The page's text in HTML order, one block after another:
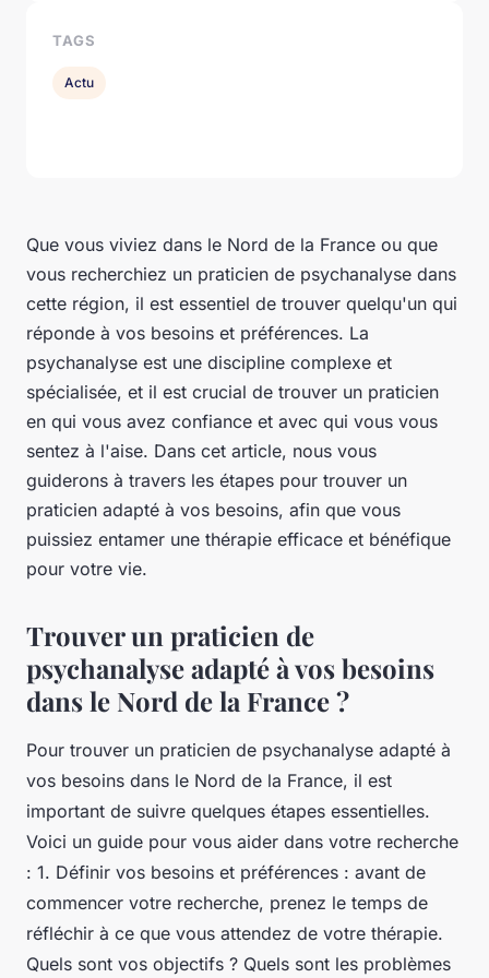
Que vous viviez dans le Nord de la France ou que
vous recherchiez un praticien de psychanalyse dans
cette région, il est essentiel de trouver quelqu'un qui
réponde à vos besoins et préférences. La
psychanalyse est une discipline complexe et
spécialisée, et il est crucial de trouver un praticien
en qui vous avez confiance et avec qui vous vous
sentez à l'aise. Dans cet article, nous vous
guiderons à travers les étapes pour trouver un
praticien adapté à vos besoins, afin que vous
puissiez entamer une thérapie efficace et bénéfique
pour votre vie.
Trouver un praticien de
psychanalyse adapté à vos besoins
dans le Nord de la France ?
Pour trouver un praticien de psychanalyse adapté à
vos besoins dans le Nord de la France, il est
important de suivre quelques étapes essentielles.
Voici un guide pour vous aider dans votre recherche
: 1. Définir vos besoins et préférences : avant de
commencer votre recherche, prenez le temps de
réfléchir à ce que vous attendez de votre thérapie.
Quels sont vos objectifs ? Quels sont les problèmes
TAGS
Actu